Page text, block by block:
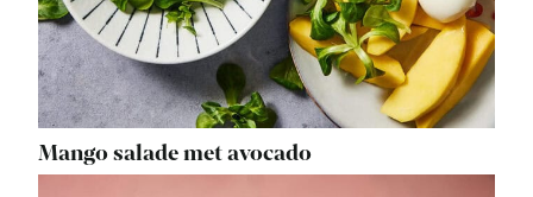
Mango salade met avocado